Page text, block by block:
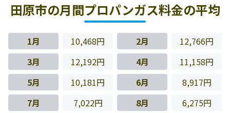
田原市の月間プロパンガス料金の平均
1月 10,468円 2月
12,766円
3月
12,192円 4月
11,158円
5月
10,181円 6月
8,917円
7月
7,022円 8月
6,275円